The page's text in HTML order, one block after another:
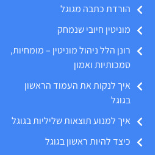
הורדת כתבה מגוגל
מוניטין חיובי שנמחק
רונן הלל ניהול מוניטין – מומחיות,
סמכותיות ואמון
איך לנקות את העמוד הראשון
בגוגל
איך למנוע תוצאות שליליות בגוגל
כיצד להיות ראשון בגוגל